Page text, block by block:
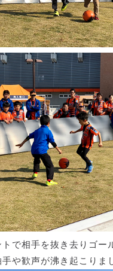
で相手を抜き去りゴー
や歓声が沸き起こりま